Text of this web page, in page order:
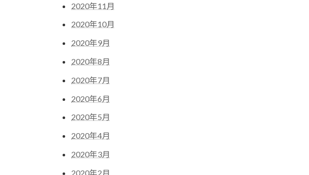
2020年11月
2020年10月
2020年9月
2020年8月
2020年7月
2020年6月
2020年5月
2020年4月
2020年3月
2020年2月